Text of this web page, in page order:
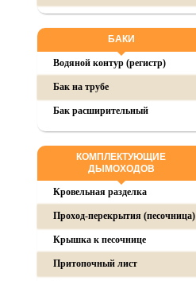
БАКИ
Водяной контур (регистр)
Бак на трубе
Бак расширительный
КОМПЛЕКТУЮЩИЕ
ДЫМОХОДОВ
Кровельная разделка
Проход-перекрытия (песочница)
Крышка к песочнице
Притопочный лист